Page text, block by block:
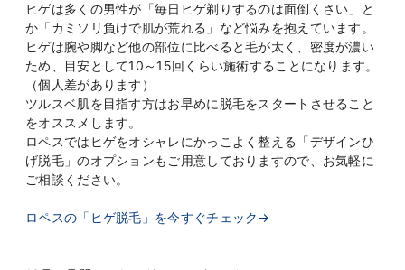
ヒゲは多くの男性が「毎日ヒゲ剃りするのは面倒くさい」と
か「カミソリ負けで肌が荒れる」など悩みを抱えています。
ヒゲは腕や脚など他の部位に比べると毛が太く、密度が濃い
ため、目安として10～15回くらい施術することになります。
（個人差があります）
ツルスベ肌を目指す方はお早めに脱毛をスタートさせること
をオススメします。
ロペスではヒゲをオシャレにかっこよく整える「デザインひ
げ脱毛」のオプションもご用意しておりますので、お気軽に
ご相談ください。
ロペスの「ヒゲ脱毛」を今すぐチェック→